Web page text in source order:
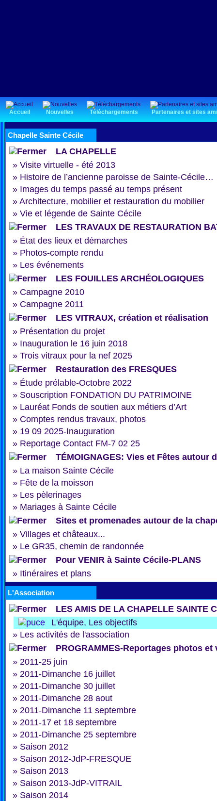
Accueil Nouvelles Téléchargements Partenaires et sites
Chapelle Sainte Cécile
LA CHAPELLE
» Visite virtuelle - été 2013
» Histoire de l’ancienne paroisse de Sainte-Cécile…
» Images du temps passé au temps présent
» Architecture, mobilier et restauration du mobilier
» Vie et légende de Sainte Cécile
LES TRAVAUX DE RESTAURATION
» État des lieux et démarches
» Photos-compte rendu
» Les événements
LES FOUILLES ARCHÉOLOGIQUES
» Campagne 2010
» Campagne 2011
LES VITRAUX, création et réalisation
» Présentation du projet
» Inauguration le 16 juin 2018
» Trois vitraux pour la nef 2025
Restauration des FRESQUES
» Étude prélable-Octobre 2022
» Souscription FONDATION DU PATRIMOINE
» Lauréat Fonds de soutien aux métiers d’Art
» Comptes rendus travaux, photos
» 19 09 2025-Inauguration
» Reportage Contact FM-7 02 25
TÉMOIGNAGES: Vies et Fêtes autour
» La maison Sainte Cécile
» Fête de la moisson
» Les pèlerinages
» Mariages à Sainte Cécile
Sites et promenades autour de la
» Villages et châteaux...
» Le GR35, chemin de randonnée
Pour VENIR à Sainte Cécile-PLANS
» Itinéraires et plans
L'Association
LES AMIS DE LA CHAPELLE SAINTE
L'équipe, Les objectifs
» Les activités de l'association
PROGRAMMES-Reportages photos et
» 2011-25 juin
» 2011-Dimanche 16 juillet
» 2011-Dimanche 30 juillet
» 2011-Dimanche 28 aout
» 2011-Dimanche 11 septembre
» 2011-17 et 18 septembre
» 2011-Dimanche 25 septembre
» Saison 2012
» Saison 2012-JdP-FRESQUE
» Saison 2013
» Saison 2013-JdP-VITRAIL
» Saison 2014